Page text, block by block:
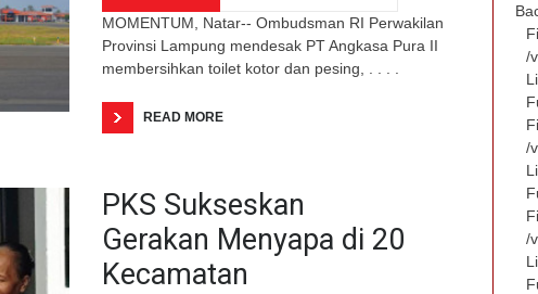
MOMENTUM, Natar-- Ombudsman RI Perwakilan
Provinsi Lampung mendesak PT Angkasa Pura II
membersihkan toilet kotor dan pesing, . . . .
READ MORE
PKS Sukseskan
Gerakan Menyapa di 20
Kecamatan
/
/
/